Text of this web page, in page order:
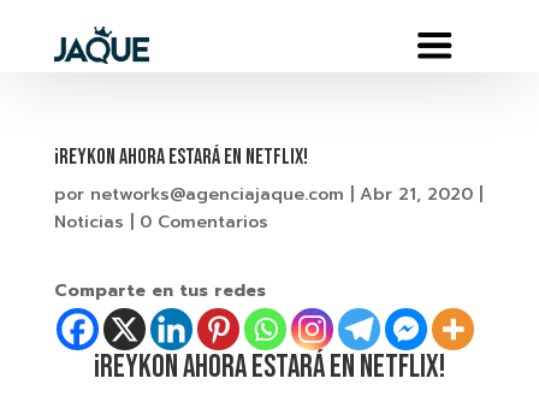
¡REYKON AHORA ESTARÁ EN NETFLIX!
por networks@agenciajaque.com Abr 21, 2020|
Noticias
0 Comentarios
Comparte en tus redes
¡REYKON AHORA ESTARÁ EN NETFLIX!